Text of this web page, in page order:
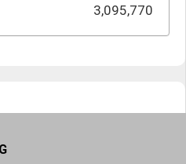
3,095,770